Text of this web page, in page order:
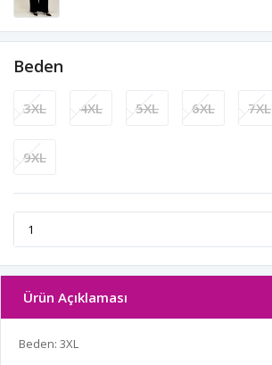
Beden
3XL 4XL 5XL 6XL 7XL
9XL
Ürün Açıklaması
Beden: 3XL